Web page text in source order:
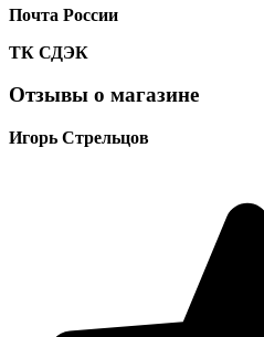
Почта России
ТК СДЭК
Отзывы о магазине
Игорь Стрельцов